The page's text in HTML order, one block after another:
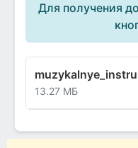
Для получения
13.27 МБ